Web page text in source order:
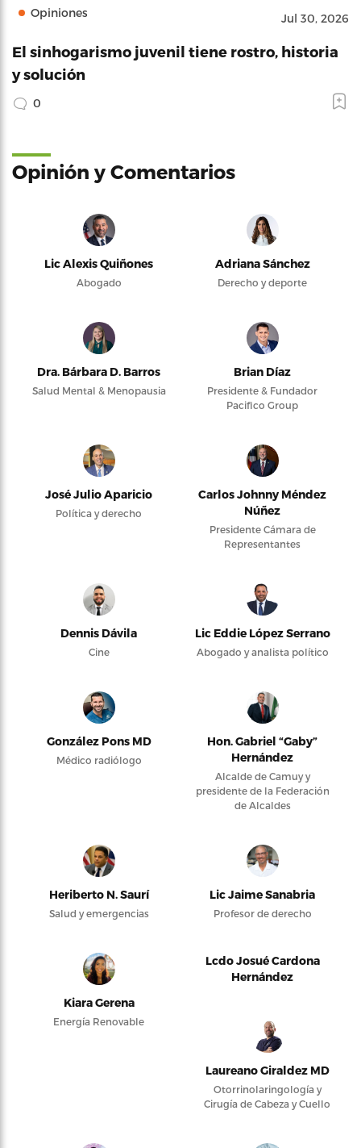
Opiniones Jul 30, 2026
El sinhogarismo juvenil tiene rostro, historia
y solución
0
Opinión y Comentarios
Lic Alexis Quiñones
Abogado
Adriana Sánchez
Derecho y deporte
Dra. Bárbara D. Barros
Salud Mental & Menopausia
Brian Díaz
Presidente & Fundador
Pacifico Group
José Julio Aparicio
Política y derecho
Carlos Johnny Méndez
Núñez
Presidente Cámara de
Representantes
Dennis Dávila
Cine
Lic Eddie López Serrano
Abogado y analista político
González Pons MD
Médico radiólogo
Hon. Gabriel “Gaby”
Hernández
Alcalde de Camuy y
presidente de la Federación
de Alcaldes
Heriberto N. Saurí
Salud y emergencias
Lic Jaime Sanabria
Profesor de derecho
Kiara Gerena
Energía Renovable
Lcdo Josué Cardona
Hernández
Laureano Giraldez MD
Otorrinolaringología y
Cirugía de Cabeza y Cuello